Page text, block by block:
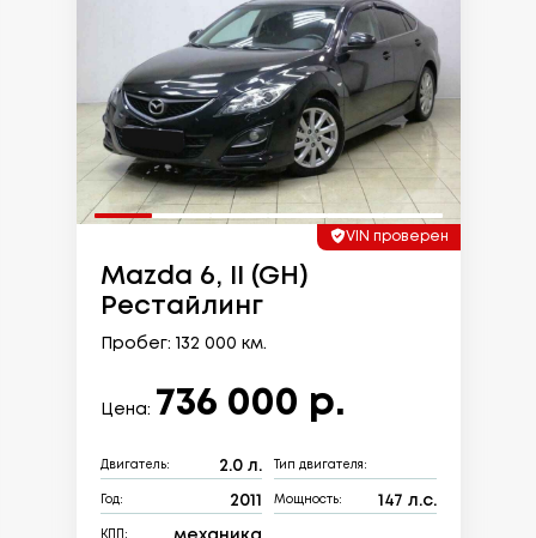
VIN проверен
Mazda 6, II (GH)
Рестайлинг
Пробег: 132 000 км.
Цена: 736 000 р.
Двигатель: 2.0 л. Тип двигателя:
Год: 2011 Мощность: 147 л.с.
КПП: